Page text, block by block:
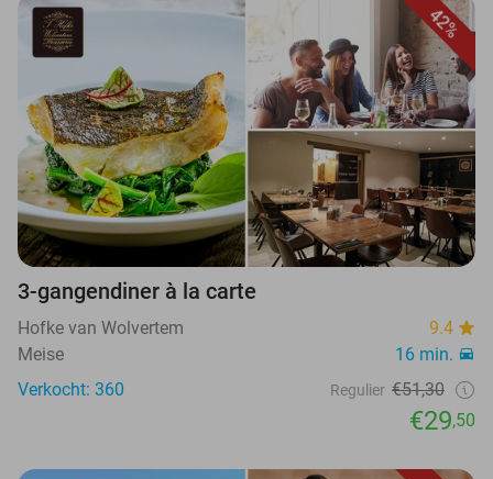
42%
3-gangendiner à la carte
Hofke van Wolvertem
9.4
Meise
16 min.
Verkocht: 360
Regulier €51,30
€29,50